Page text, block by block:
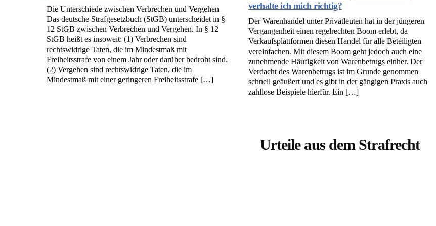
Die Unterschiede zwischen Verbrechen und Vergehen
Das deutsche Strafgesetzbuch (StGB) unterscheidet in §
12 StGB zwischen Verbrechen und Vergehen. In § 12
StGB heißt es insoweit: (1) Verbrechen sind
rechtswidrige Taten, die im Mindestmaß mit
Freiheitsstrafe von einem Jahr oder darüber bedroht sind.
(2) Vergehen sind rechtswidrige Taten, die im
Mindestmaß mit einer geringeren Freiheitsstrafe […]
verhalte ich mich richtig?
Der Warenhandel unter Privatleuten hat in der jüngeren
Vergangenheit einen regelrechten Boom erlebt, da
Verkaufsplattformen diesen Handel für alle Beteiligten
vereinfachen. Mit diesem Boom geht jedoch auch eine
zunehmende Häufigkeit von Warenbetrugs einher. Der
Verdacht des Warenbetrugs ist im Grunde genommen
schnell geäußert und es gibt in der gängigen Praxis auch
zahllose Beispiele hierfür. Ein […]
Urteile aus dem Strafrecht